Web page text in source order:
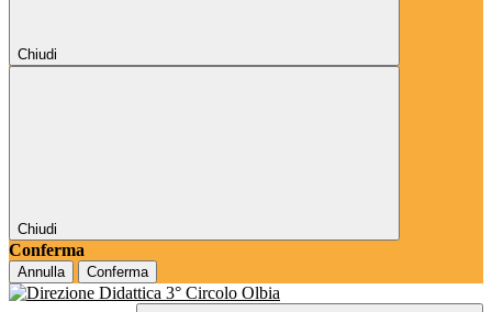
Chiudi
Chiudi
Conferma
Annulla Conferma